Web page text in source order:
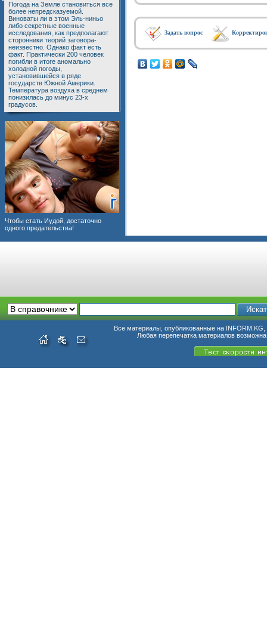
Погода на Земле становиться все
более непредсказуемой.
Виноваты ли в этом Эль-ниньо
либо секретные военные
исследования, как предполагают
сторонники теорий заговора-
неизвестно. Однако факт есть
факт. Практически 200 человек
погибли в итоге аномально
холодной погоды,
установившейся в ряде
государств Южной Америки.
Температура воздуха в среднем
понизилась до минус 23-х
градусов.
Чтобы стать Иудой, достаточно
одного предательства!
Задать вопрос
Все материалы, опубликованные на INFORM.KG,
Любая перепечатка материалов